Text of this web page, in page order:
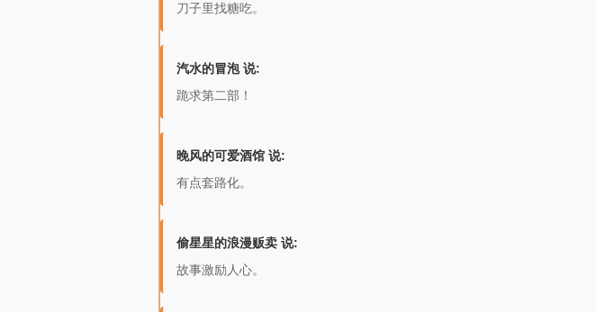
刀子里找糖吃。
汽水的冒泡 说:
跪求第二部！
晚风的可爱酒馆 说:
有点套路化。
偷星星的浪漫贩卖 说:
故事激励人心。